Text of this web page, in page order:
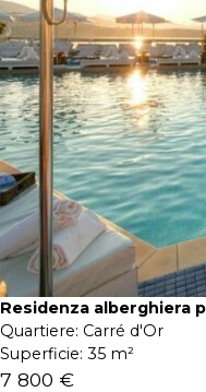
Residenza alberghiera
Quartiere: Carré d'Or
Superficie: 35 m²
7 800 €